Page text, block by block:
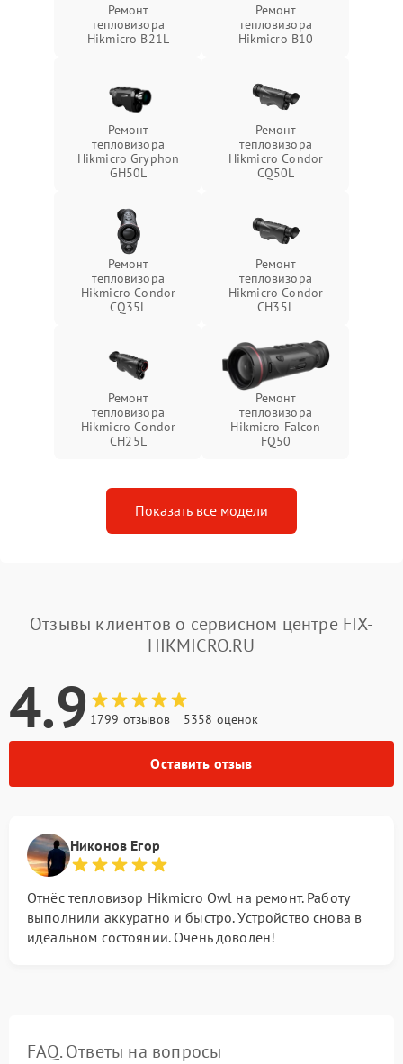
Ремонт
тепловизора
Hikmicro B21L
Ремонт
тепловизора
Hikmicro B10
Ремонт
тепловизора
Hikmicro Gryphon
GH50L
Ремонт
тепловизора
Hikmicro Condor
CQ50L
Ремонт
тепловизора
Hikmicro Condor
CQ35L
Ремонт
тепловизора
Hikmicro Condor
CH35L
Ремонт
тепловизора
Hikmicro Condor
CH25L
Ремонт
тепловизора
Hikmicro Falcon
FQ50
Показать все модели
Отзывы клиентов о сервисном центре FIX-
HIKMICRO.RU
4.9 1799 отзывов 5358 оценок
Оставить отзыв
Никонов Егор
Отнёс тепловизор Hikmicro Owl на ремонт. Работу
выполнили аккуратно и быстро. Устройство снова в
идеальном состоянии. Очень доволен!
FAQ. Ответы на вопросы